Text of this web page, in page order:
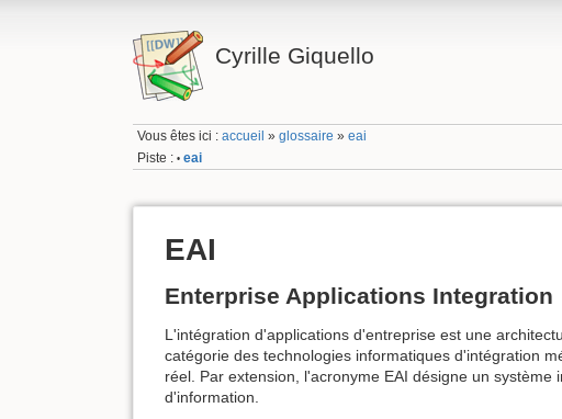
Cyrille Giquello
Vous êtes ici :accueil »glossaire »eai
Piste : • eai
EAI
Enterprise Applications Integration
L'intégration d'applications d'entreprise est une
catégorie des technologies informatiques d'intégration
réel. Par extension, l'acronyme EAI désigne un
d'information.